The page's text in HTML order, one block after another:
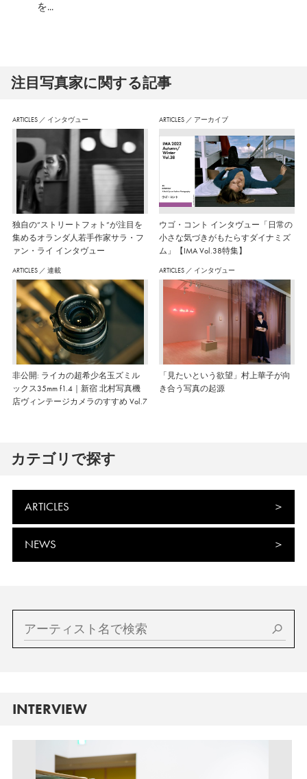
を...
注⽬写真家に関する記事
ARTICLES ／ インタヴュー
独自の“ストリートフォト”が注目を
集めるオランダ人若手作家サラ・フ
ァン・ライ インタヴュー
ARTICLES ／ アーカイブ
ウゴ・コント インタヴュー「日常の
小さな気づきがもたらすダイナミズ
ム」【IMA Vol.38特集】
ARTICLES ／ 連載
非公開: ライカの超希少名玉ズミル
ックス35mm f1.4｜新宿 北村写真機
店ヴィンテージカメラのすすめ Vol.7
ARTICLES ／ インタヴュー
「見たいという欲望」村上華子が向
き合う写真の起源
カテゴリで探す
ARTICLES
NEWS
INTERVIEW